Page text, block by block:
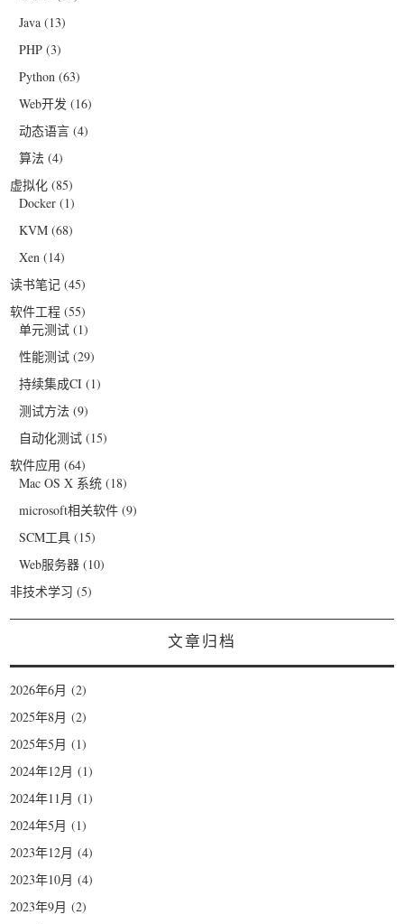
Java (13)
PHP (3)
Python (63)
Web开发 (16)
动态语言 (4)
算法 (4)
虚拟化 (85)
Docker (1)
KVM (68)
Xen (14)
读书笔记 (45)
软件工程 (55)
单元测试 (1)
性能测试 (29)
持续集成CI (1)
测试方法 (9)
自动化测试 (15)
软件应用 (64)
Mac OS X 系统 (18)
microsoft相关软件 (9)
SCM工具 (15)
Web服务器 (10)
非技术学习 (5)
文章归档
2026年6月 (2)
2025年8月 (2)
2025年5月 (1)
2024年12月 (1)
2024年11月 (1)
2024年5月 (1)
2023年12月 (4)
2023年10月 (4)
2023年9月 (2)